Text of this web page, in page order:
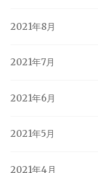
2021年8月
2021年7月
2021年6月
2021年5月
2021年4月